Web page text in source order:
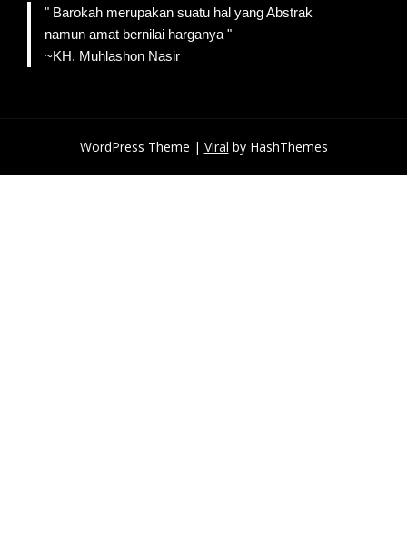
" Barokah merupakan suatu hal yang Abstrak
namun amat bernilai harganya "
~KH. Muhlashon Nasir
WordPress Theme | Viral by HashThemes